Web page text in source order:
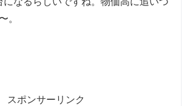
。
スポンサーリンク